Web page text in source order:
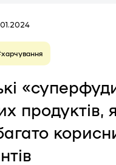
продуктів,